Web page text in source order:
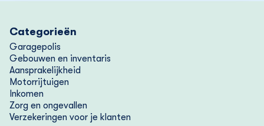
Categorieën
Garagepolis
Gebouwen en inventaris
Aansprakelijkheid
Motorrijtuigen
Inkomen
Zorg en ongevallen
Verzekeringen voor je klanten